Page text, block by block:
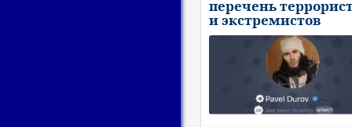
перечень
и экстремистов